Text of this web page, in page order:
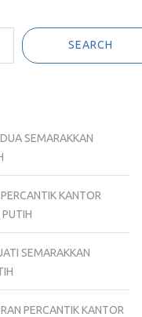
SEARCH
SEMARAKKAN
KANTOR
SEMARAKKAN
PERCANTIK KANTOR